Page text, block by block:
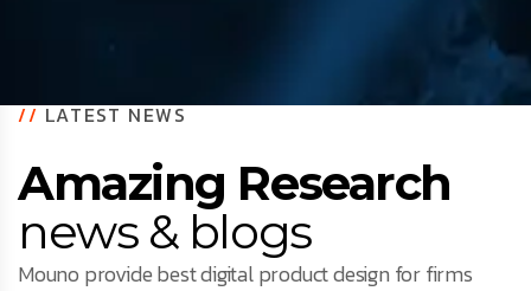
//LATEST NEWS
Amazing Research
news & blogs
Mouno provide best digital product design for firms